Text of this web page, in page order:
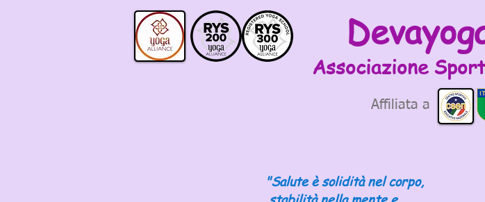
Associazione
Affiliata a
"Salute è solidità nel corpo,